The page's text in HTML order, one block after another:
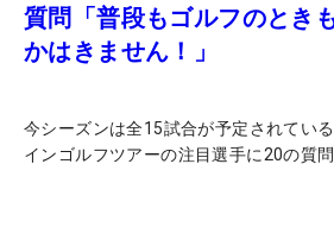
質問「普段もゴルフのとき
かはきません！」
今シーズンは全15試合が予定されてい
インゴルフツアーの注目選手に20の質問